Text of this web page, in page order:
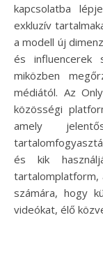
kapcsolatba
exkluzív
a modell új
és influencerek
miközben
médiától. Az
közösségi
amely
és kik
tartalomplatform,
számára, hogy
videókat, élő